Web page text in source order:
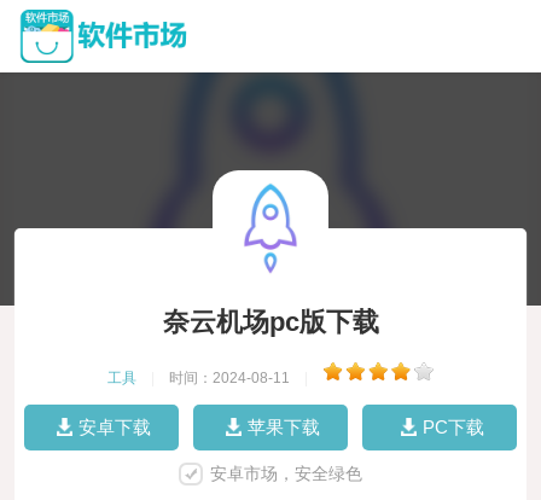
奈云机场pc版下载
工具 时间：2024-08-11
安卓下载 苹果下载 PC下载
安卓市场，安全绿色